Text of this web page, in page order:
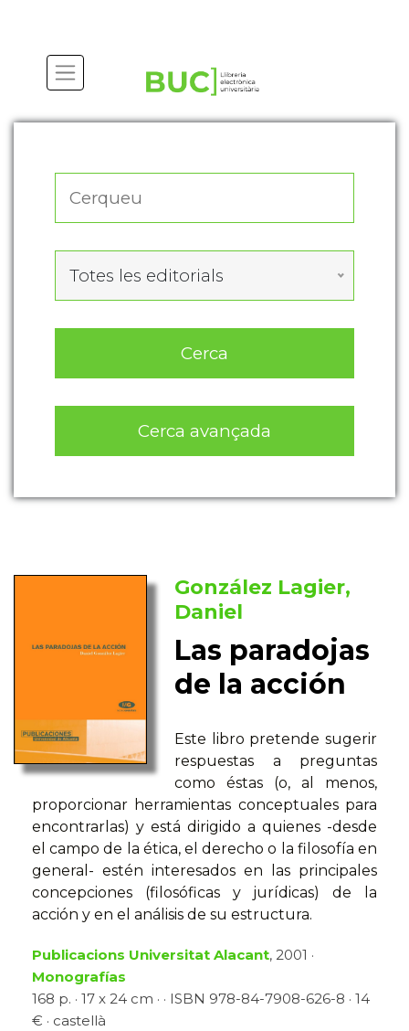
Totes les editorials
Cerca
Cerca avançada
González Lagier,
Daniel
Las paradojas
de la acción
Este libro pretende sugerir
respuestas a preguntas
como éstas (o, al menos,
proporcionar herramientas conceptuales para
encontrarlas) y está dirigido a quienes -desde
el campo de la ética, el derecho o la filosofía en
general- estén interesados en las principales
concepciones (filosóficas y jurídicas) de la
acción y en el análisis de su estructura.
Publicacions Universitat Alacant, 2001 ·
Monografías
168 p. · 17 x 24 cm · · ISBN 978-84-7908-626-8 · 14
€ · castellà